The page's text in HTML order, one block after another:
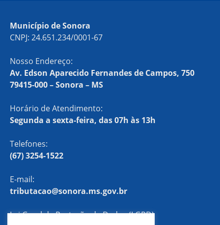
Município de Sonora
CNPJ: 24.651.234/0001-67
Nosso Endereço:
Av. Edson Aparecido Fernandes de Campos, 750
79415-000 – Sonora – MS
Horário de Atendimento:
Segunda a sexta-feira, das 07h às 13h
Telefones:
(67) 3254-1522
E-mail:
tributacao@sonora.ms.gov.br
Lei Geral de Proteção de Dados (LGPD)